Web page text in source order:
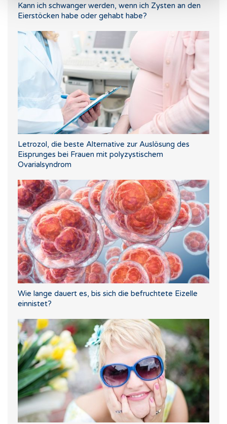
Kann ich schwanger werden, wenn ich Zysten an den
Eierstöcken habe oder gehabt habe?
Letrozol, die beste Alternative zur Auslösung des
Eisprunges bei Frauen mit polyzystischem
Ovarialsyndrom
Wie lange dauert es, bis sich die befruchtete Eizelle
einnistet?